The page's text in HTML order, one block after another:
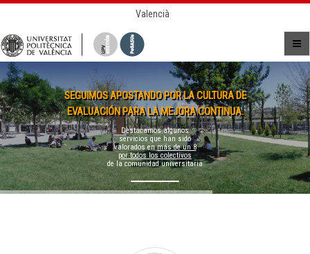
Valencià
SEGUIMOS APOSTANDO POR LA CULTURA DE
EVALUACIÓN PARA LA MEJORA CONTINUA.
Destacamos algunos
servicios que han sido
valorados enmás de un 8
por todos los colectivos
de la comunidad universitaria